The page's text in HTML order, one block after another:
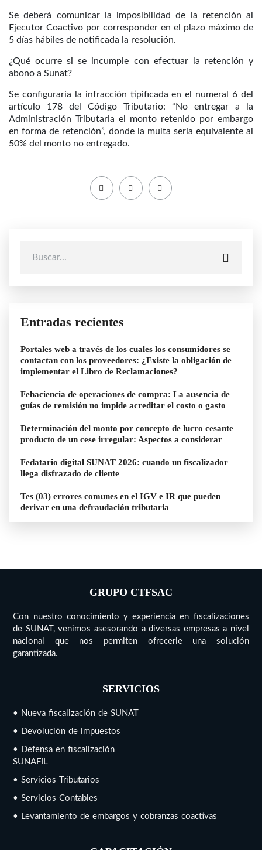
Se deberá comunicar la imposibilidad de la retención al
Ejecutor Coactivo por corresponder en el plazo máximo de
5 días hábiles de notificada la resolución.
¿Qué ocurre si se incumple con efectuar la retención y
abono a Sunat?
Se configuraría la infracción tipificada en el numeral 6 del
artículo 178 del Código Tributario: “No entregar a la
Administración Tributaria el monto retenido por embargo
en forma de retención”, donde la multa sería equivalente al
50% del monto no entregado.
Entradas recientes
Portales web a través de los cuales los consumidores se
contactan con los proveedores: ¿Existe la obligación de
implementar el Libro de Reclamaciones?
Fehaciencia de operaciones de compra: La ausencia de
guías de remisión no impide acreditar el costo o gasto
Determinación del monto por concepto de lucro cesante
producto de un cese irregular: Aspectos a considerar
Fedatario digital SUNAT 2026: cuando un fiscalizador
llega disfrazado de cliente
Tes (03) errores comunes en el IGV e IR que pueden
derivar en una defraudación tributaria
GRUPO CTFSAC
Con nuestro conocimiento y experiencia en fiscalizaciones
de SUNAT, venimos asesorando a diversas empresas a nivel
nacional que nos permiten ofrecerle una solución
garantizada.
SERVICIOS
• Nueva fiscalización de SUNAT
• Devolución de impuestos
• Defensa en fiscalización
SUNAFIL
• Servicios Tributarios
• Servicios Contables
• Levantamiento de embargos y cobranzas coactivas